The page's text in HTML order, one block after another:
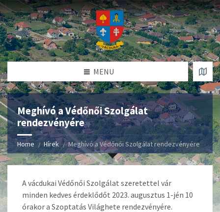
MENU
Meghívó a Védőnői Szolgálat
rendezvényére
Home Hírek Meghívó a Védőnői Szolgálat rendezvényére
A vácdukai Védőnői Szolgálat szeretettel vár
minden kedves érdeklődőt 2023. augusztus 1-jén 10
órakor a Szoptatás Világhete rendezvényére.